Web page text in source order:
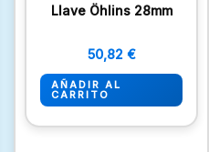
Llave Öhlins 28mm
50,82 €
AÑADIR AL
CARRITO